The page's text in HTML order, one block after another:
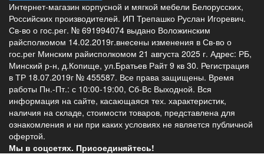
Интернет-магазин корпусной и мягкой мебели Белорусских,
Российских производителей. ИП Трепашко Руслан Игоревич.
Св-во о гос.рег. № 691994074 выдано Воложинским
райсполкомом 14.02.2019г.внесены изменения в Св-во о
гос.рег Минским райисполкомом 21 августа 2025 г. Адрес: РБ,
Минский р-н, д.Копище, ул.Братьев Райт 9 кв 30. Регистрация
в ТР 18.07.2019г № 455587. Все права защищены. Время
работы Пн.-Пт.: с 10:00-19:00, Сб-Вс Выходной. Вся
информация на сайте, касающаяся тех. характеристик,
наличия на складе, стоимости товаров, представлена для
ознакомления и ни при каких условиях не является публичной
офертой.
Мы в соцсетях. Присоединяйтесь!